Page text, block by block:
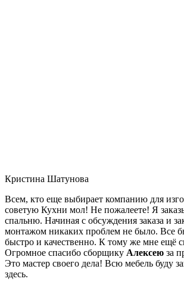
Кристина Шатунова
Всем, кто еще выбирает компанию для
советую Кухни мол! Не пожалеете! Я
спальню. Начиная с обсуждения заказа и
монтажом никаких проблем не было. Все
быстро и качественно. К тому же мне ещё
Огромное спасибо сборщику Алексею за
Это мастер своего дела! Всю мебель буду
здесь.